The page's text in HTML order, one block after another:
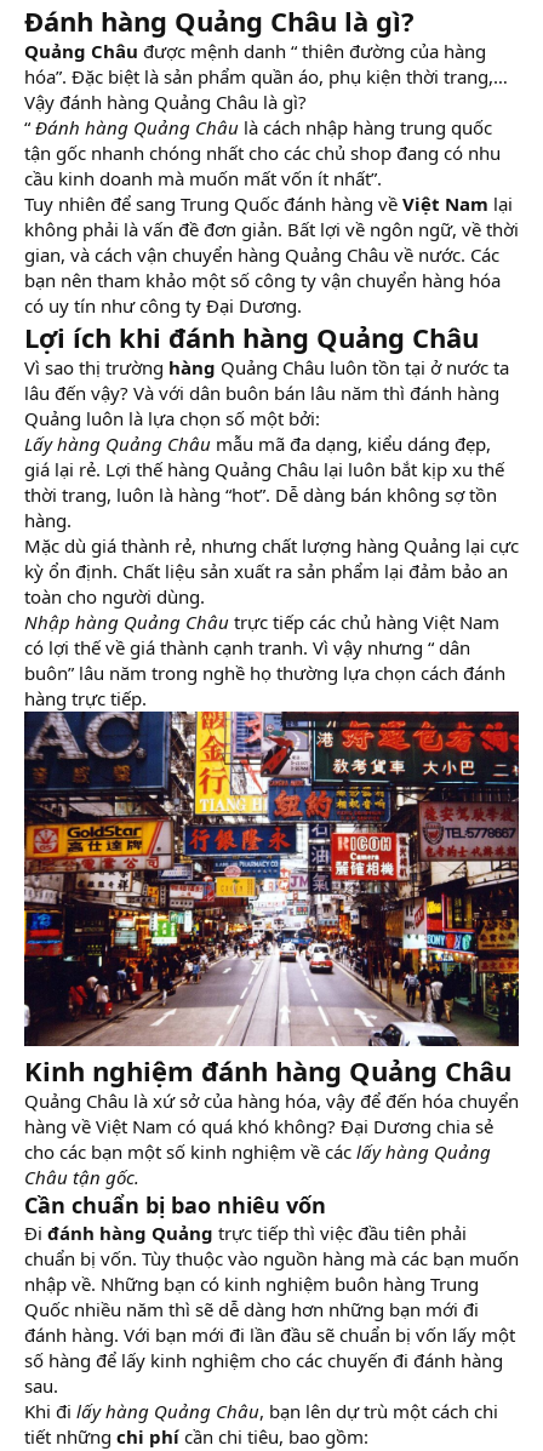
Đánh hàng Quảng Châu là gì?
Quảng Châu được mệnh danh “ thiên đường của hàng
hóa”. Đặc biệt là sản phẩm quần áo, phụ kiện thời trang,…
Vậy đánh hàng Quảng Châu là gì?
“ Đánh hàng Quảng Châu là cách nhập hàng trung quốc
tận gốc nhanh chóng nhất cho các chủ shop đang có nhu
cầu kinh doanh mà muốn mất vốn ít nhất”.
Tuy nhiên để sang Trung Quốc đánh hàng về Việt Nam lại
không phải là vấn đề đơn giản. Bất lợi về ngôn ngữ, về thời
gian, và cách vận chuyển hàng Quảng Châu về nước. Các
bạn nên tham khảo một số công ty vận chuyển hàng hóa
có uy tín như công ty Đại Dương.
Lợi ích khi đánh hàng Quảng Châu
Vì sao thị trường hàng Quảng Châu luôn tồn tại ở nước ta
lâu đến vậy? Và với dân buôn bán lâu năm thì đánh hàng
Quảng luôn là lựa chọn số một bởi:
Lấy hàng Quảng Châu mẫu mã đa dạng, kiểu dáng đẹp,
giá lại rẻ. Lợi thế hàng Quảng Châu lại luôn bắt kịp xu thế
thời trang, luôn là hàng “hot”. Dễ dàng bán không sợ tồn
hàng.
Mặc dù giá thành rẻ, nhưng chất lượng hàng Quảng lại cực
kỳ ổn định. Chất liệu sản xuất ra sản phẩm lại đảm bảo an
toàn cho người dùng.
Nhập hàng Quảng Châu trực tiếp các chủ hàng Việt Nam
có lợi thế về giá thành cạnh tranh. Vì vậy nhưng “ dân
buôn” lâu năm trong nghề họ thường lựa chọn cách đánh
hàng trực tiếp.
Kinh nghiệm đánh hàng Quảng Châu
Quảng Châu là xứ sở của hàng hóa, vậy để đến hóa chuyển
hàng về Việt Nam có quá khó không? Đại Dương chia sẻ
cho các bạn một số kinh nghiệm về các lấy hàng Quảng
Châu tận gốc.
Cần chuẩn bị bao nhiêu vốn
Đi đánh hàng Quảng trực tiếp thì việc đầu tiên phải
chuẩn bị vốn. Tùy thuộc vào nguồn hàng mà các bạn muốn
nhập về. Những bạn có kinh nghiệm buôn hàng Trung
Quốc nhiều năm thì sẽ dễ dàng hơn những bạn mới đi
đánh hàng. Với bạn mới đi lần đầu sẽ chuẩn bị vốn lấy một
số hàng để lấy kinh nghiệm cho các chuyến đi đánh hàng
sau.
Khi đi lấy hàng Quảng Châu, bạn lên dự trù một cách chi
tiết những chi phí cần chi tiêu, bao gồm: